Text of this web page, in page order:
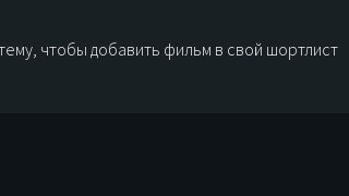
чтобы добавить фильм в свой шортлист